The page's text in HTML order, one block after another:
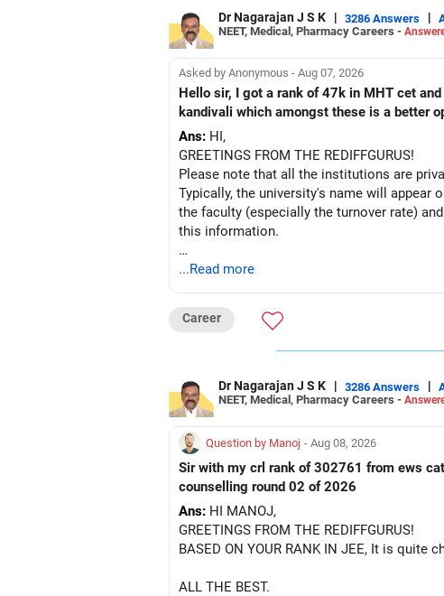
Dr Nagarajan J S K | 3286 Answers |
NEET, Medical, Pharmacy Careers -
Asked by Anonymous - Aug 07, 2026
Hello sir, I got a rank of 47k in MHT cet
kandivali which amongst these is a better
Ans: HI,
GREETINGS FROM THE REDIFFGURUS!
Please note that all the institutions are
Typically, the university's name will appear
the faculty (especially the turnover rate)
this information.
After the second year of your course,
...Read more
Career
Dr Nagarajan J S K | 3286 Answers |
NEET, Medical, Pharmacy Careers -
Question by Manoj - Aug 08, 2026
Sir with my crl rank of 302761 from ews
counselling round 02 of 2026
Ans: HI MANOJ,
GREETINGS FROM THE REDIFFGURUS!
BASED ON YOUR RANK IN JEE, It is
ALL THE BEST.